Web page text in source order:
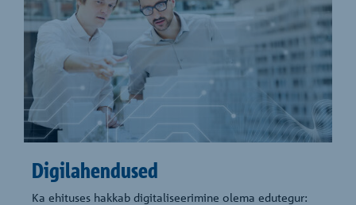
Digilahendused
Ka ehituses hakkab digitaliseerimine olema edutegur: